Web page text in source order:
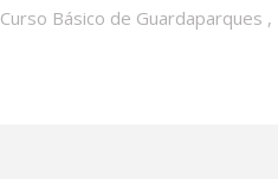
Curso Básico de Guardaparques ,